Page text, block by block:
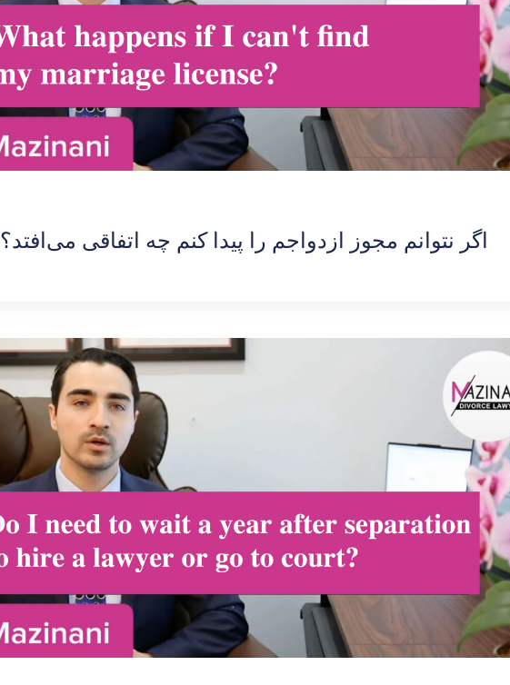
اگر نتوانم مجوز ازدواجم را پیدا کنم چه اتفاقی می‌افتد؟